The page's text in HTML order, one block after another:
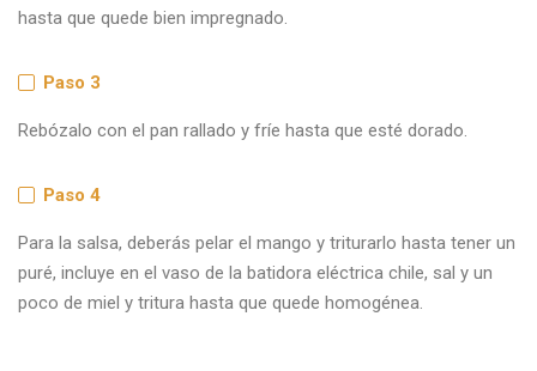
hasta que quede bien impregnado.
Paso 3
Rebózalo con el pan rallado y fríe hasta que esté dorado.
Paso 4
Para la salsa, deberás pelar el mango y triturarlo hasta tener un
puré, incluye en el vaso de la batidora eléctrica chile, sal y un
poco de miel y tritura hasta que quede homogénea.